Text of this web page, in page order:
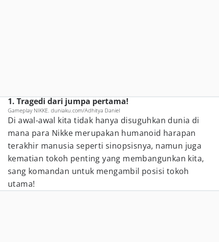
1. Tragedi dari jumpa pertama!
Gameplay NIKKE. duniaku.com/Adhitya Daniel
Di awal-awal kita tidak hanya disuguhkan dunia di
mana para Nikke merupakan humanoid harapan
terakhir manusia seperti sinopsisnya, namun juga
kematian tokoh penting yang membangunkan kita,
sang komandan untuk mengambil posisi tokoh
utama!